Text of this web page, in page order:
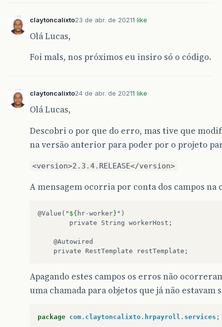
claytoncalixto23 de abr. de 20211 like
Olá Lucas,
Foi mals, nos próximos eu insiro só o código.
claytoncalixto24 de abr. de 20211 like
Olá Lucas,
Descobri o por que do erro, mas tive que
na versão anterior para poder por o projeto
<version>2.3.4.RELEASE</version>
A mensagem ocorria por conta dos campos na
@Value(" ${ hr-worker}
private
String
private
RestTemplate
Apagando estes campos os erros não
uma chamada para objetos que já não estavam
package com.claytoncalixto.hrpayroll.services ;